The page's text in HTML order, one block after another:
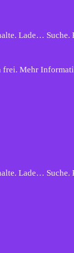
Lade…
frei. Mehr
Lade…